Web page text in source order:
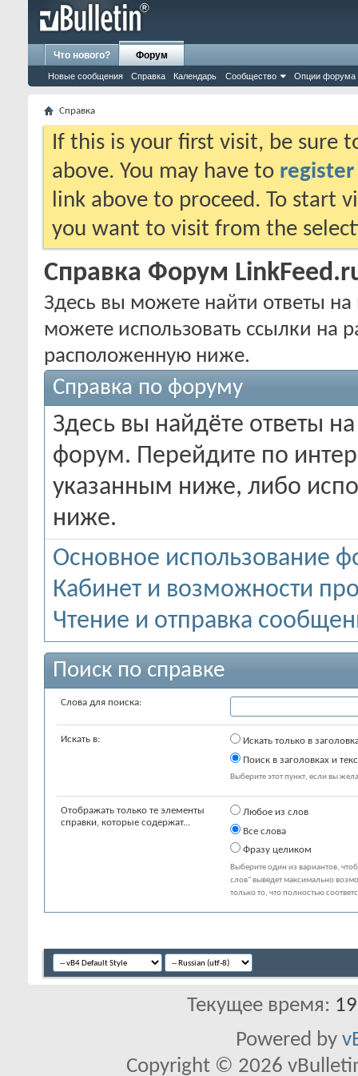
Что нового? Форум
Новые сообщения Справка Календарь Сообщество Опции форума
Справка
If this is your first visit, be sure
above. You may have to register
link above to proceed. To start
you want to visit from the
Справка Форум
Здесь вы можете найти ответы
можете использовать ссылки на
расположенную ниже.
Справка по форуму
Здесь вы найдёте ответы
форум. Перейдите по
указанным ниже, либо
ниже.
Основное использование
Кабинет и возможности
Чтение и отправка
Поиск по справке
Слова для поиска:
Искать в:
Искать только в
Поиск в заголовках и
Выберите этот пункт, если вы
Отображать только те элементы
справки, которые содержат...
Любое из слов
Все слова
Фразу целиком
Выберите один из вариантов,
слов" выведет максимально
только то, что полностью
Текущее время:
Powered by
Copyright © 2026